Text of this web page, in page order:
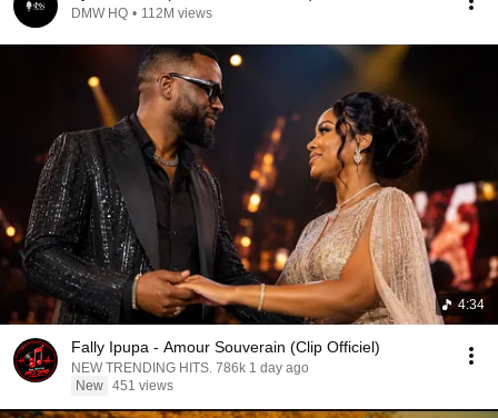
DMW HQ • 112M views
4:34
Fally Ipupa - Amour Souverain (Clip Officiel)
NEW TRENDING HITS. 786k 1 day ago
New 451 views